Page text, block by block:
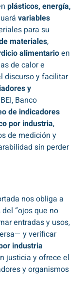
plásticos, energía,
variables
para su
materiales,
alimentarioen
de calor e
discurso y facilitar
y
Banco
de indicadores
por industria,
de medición y
sin perder
nos obliga a
“ojos que no
entradas y usos,
y verificar
industria
justicia y ofrece el
y organismos